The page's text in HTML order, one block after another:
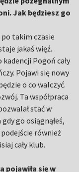
Jak będziesz go
takim czasie
jakaś więź.
Pogoń cały
Pojawi się nowy
o co walczyć.
Ta współpraca
stać w
go osiągnąłeś,
również
cały klub.
pojawiła się w